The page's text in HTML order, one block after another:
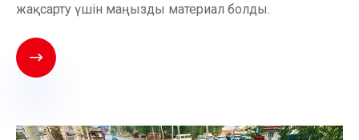
жақсарту үшін маңызды материал болды.
